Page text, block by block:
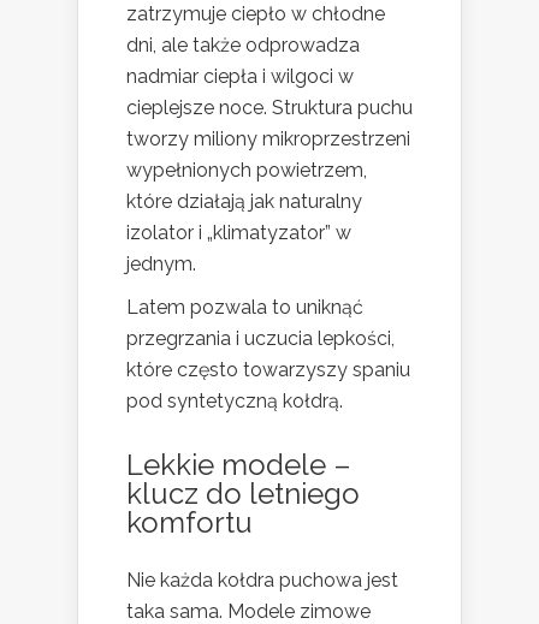
zatrzymuje ciepło w chłodne
dni, ale także odprowadza
nadmiar ciepła i wilgoci w
cieplejsze noce. Struktura puchu
tworzy miliony mikroprzestrzeni
wypełnionych powietrzem,
które działają jak naturalny
izolator i „klimatyzator” w
jednym.
Latem pozwala to uniknąć
przegrzania i uczucia lepkości,
które często towarzyszy spaniu
pod syntetyczną kołdrą.
Lekkie modele –
klucz do letniego
komfortu
Nie każda kołdra puchowa jest
taka sama. Modele zimowe